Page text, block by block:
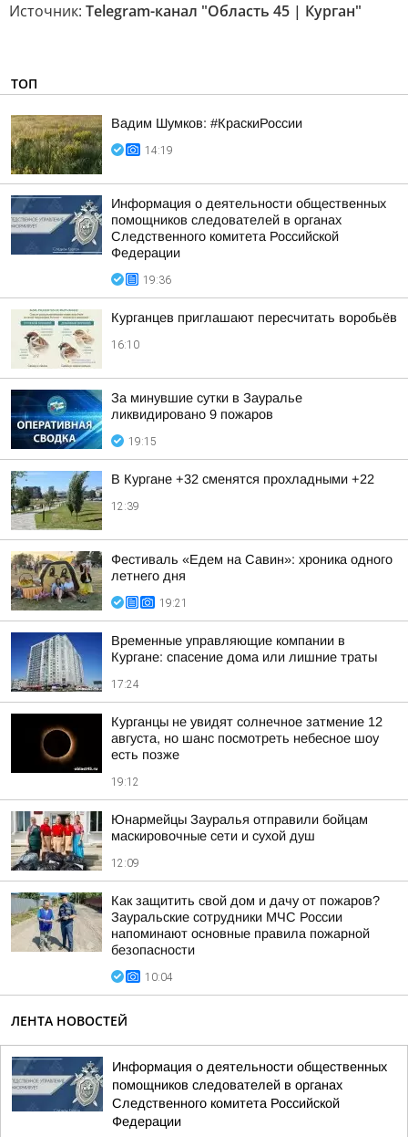
Источник: Telegram-канал "Область 45 | Курган"
ТОП
Вадим Шумков: #КраскиРоссии
14:19
Информация о деятельности общественных
помощников следователей в органах
Следственного комитета Российской
Федерации
19:36
Курганцев приглашают пересчитать воробьёв
16:10
За минувшие сутки в Зауралье
ликвидировано 9 пожаров
19:15
В Кургане +32 сменятся прохладными +22
12:39
Фестиваль «Едем на Савин»: хроника одного
летнего дня
19:21
Временные управляющие компании в
Кургане: спасение дома или лишние траты
17:24
Курганцы не увидят солнечное затмение 12
августа, но шанс посмотреть небесное шоу
есть позже
19:12
Юнармейцы Зауралья отправили бойцам
маскировочные сети и сухой душ
12:09
Как защитить свой дом и дачу от пожаров?
Зауральские сотрудники МЧС России
напоминают основные правила пожарной
безопасности
10:04
ЛЕНТА НОВОСТЕЙ
Информация о деятельности общественных
помощников следователей в органах
Следственного комитета Российской
Федерации